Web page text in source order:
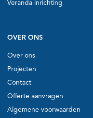
Veranda inrichting
OVER ONS
Over ons
Projecten
Contact
Offerte aanvragen
Algemene voorwaarden